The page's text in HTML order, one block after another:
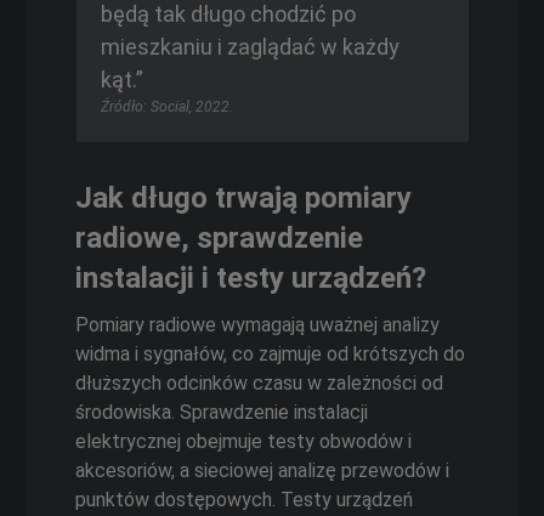
będą tak długo chodzić po
mieszkaniu i zaglądać w każdy
kąt.”
Źródło: Social, 2022.
Jak długo trwają pomiary
radiowe, sprawdzenie
instalacji i testy urządzeń?
Pomiary radiowe wymagają uważnej analizy
widma i sygnałów, co zajmuje od krótszych do
dłuższych odcinków czasu w zależności od
środowiska. Sprawdzenie instalacji
elektrycznej obejmuje testy obwodów i
akcesoriów, a sieciowej analizę przewodów i
punktów dostępowych. Testy urządzeń